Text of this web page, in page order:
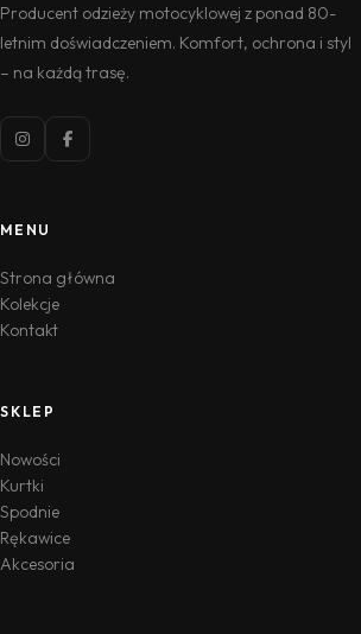
Producent odzieży motocyklowej z ponad 80-
letnim doświadczeniem. Komfort, ochrona i styl
– na każdą trasę.
MENU
Strona główna
Kolekcje
Kontakt
SKLEP
Nowości
Kurtki
Spodnie
Rękawice
Akcesoria